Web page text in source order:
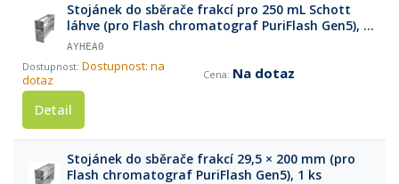
Stojánek do sběrače frakcí pro 250 mL Schott
láhve (pro Flash chromatograf PuriFlash Gen5), 1
ks
AYHEA0
Dostupnost: na
dotaz
Na dotaz
Detail
Stojánek do sběrače frakcí 29,5 × 200 mm (pro
Flash chromatograf PuriFlash Gen5), 1 ks